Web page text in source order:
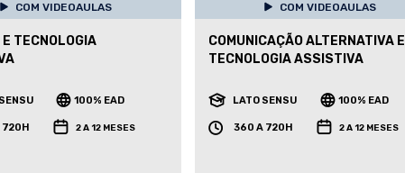
COM VIDEOAULAS
TECNOLOGIA
100% EAD
720H 2 A 12 MESES
COM VIDEOAULAS
COMUNICAÇÃO ALTERNATIVA E
TECNOLOGIA ASSISTIVA
LATO SENSU 100% EAD
360 A 720H 2 A 12 MESES